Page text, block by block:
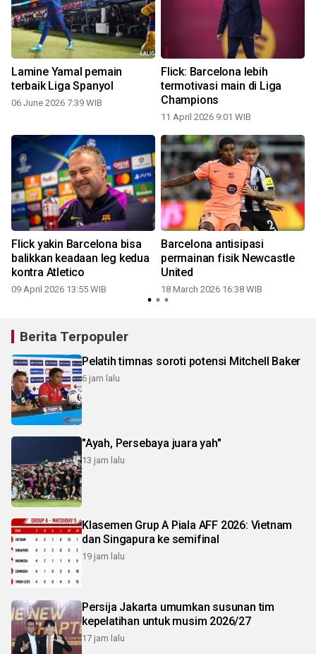
Lamine Yamal pemain
terbaik Liga Spanyol
06 June 2026 7:39 WIB
Flick: Barcelona lebih
termotivasi main di Liga
Champions
11 April 2026 9:01 WIB
Flick yakin Barcelona bisa
balikkan keadaan leg kedua
kontra Atletico
09 April 2026 13:55 WIB
Barcelona antisipasi
permainan fisik Newcastle
United
18 March 2026 16:38 WIB
Berita Terpopuler
Pelatih timnas soroti potensi Mitchell Baker
6 jam lalu
"Ayah, Persebaya juara yah"
13 jam lalu
Klasemen Grup A Piala AFF 2026: Vietnam
dan Singapura ke semifinal
19 jam lalu
Persija Jakarta umumkan susunan tim
kepelatihan untuk musim 2026/27
17 jam lalu